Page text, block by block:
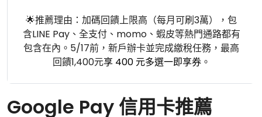
🌟推薦理由：加碼回饋上限高（每月可刷3萬），包
含LINE Pay、全支付、momo、蝦皮等熱門通路都有
包含在內。5/17前，新戶辦卡並完成繳稅任務，最高
回饋1,400元享 400 元多選一即享券。
Google Pay 信用卡推薦